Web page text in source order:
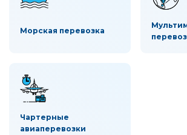
Морская перевозка
Чартерные
авиаперевозки